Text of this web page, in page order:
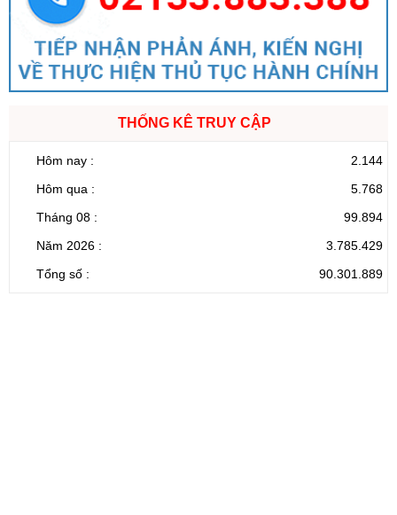
THỐNG KÊ TRUY CẬP
Hôm nay :
2.144
Hôm qua :
5.768
Tháng 08 :
99.894
Năm 2026 :
3.785.429
Tổng số :
90.301.889